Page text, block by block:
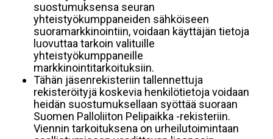
suostumuksensa seuran
yhteistyökumppaneiden sähköiseen
suoramarkkinointiin, voidaan käyttäjän tietoja
luovuttaa tarkoin valituille
yhteistyökumppaneille
markkinointitarkoituksiin.
Tähän jäsenrekisteriin tallennettuja
rekisteröityjä koskevia henkilötietoja voidaan
heidän suostumuksellaan syöttää suoraan
Suomen Palloliiton Pelipaikka -rekisteriin.
Viennin tarkoituksena on urheilutoimintaan